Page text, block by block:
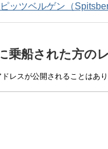
ッツベルゲン（
乗船された方の
ドレスが公開されることはあり